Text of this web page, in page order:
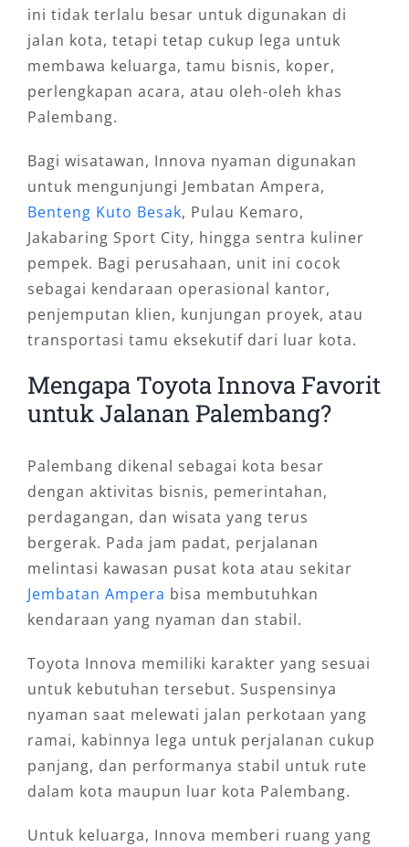
ini tidak terlalu besar untuk digunakan di
jalan kota, tetapi tetap cukup lega untuk
membawa keluarga, tamu bisnis, koper,
perlengkapan acara, atau oleh-oleh khas
Palembang.
Bagi wisatawan, Innova nyaman digunakan
untuk mengunjungi Jembatan Ampera,
Benteng Kuto Besak, Pulau Kemaro,
Jakabaring Sport City, hingga sentra kuliner
pempek. Bagi perusahaan, unit ini cocok
sebagai kendaraan operasional kantor,
penjemputan klien, kunjungan proyek, atau
transportasi tamu eksekutif dari luar kota.
Mengapa Toyota Innova Favorit
untuk Jalanan Palembang?
Palembang dikenal sebagai kota besar
dengan aktivitas bisnis, pemerintahan,
perdagangan, dan wisata yang terus
bergerak. Pada jam padat, perjalanan
melintasi kawasan pusat kota atau sekitar
Jembatan Ampera bisa membutuhkan
kendaraan yang nyaman dan stabil.
Toyota Innova memiliki karakter yang sesuai
untuk kebutuhan tersebut. Suspensinya
nyaman saat melewati jalan perkotaan yang
ramai, kabinnya lega untuk perjalanan cukup
panjang, dan performanya stabil untuk rute
dalam kota maupun luar kota Palembang.
Untuk keluarga, Innova memberi ruang yang